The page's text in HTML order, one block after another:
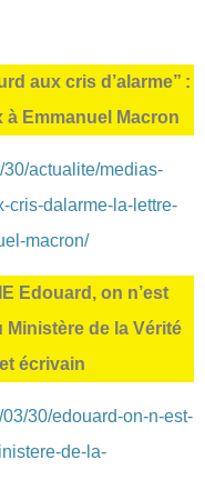
aux cris d’alarme” :
à Emmanuel Macron
actualite/medias-
cris-dalarme-la-lettre-
macron/
Edouard, on n’est
Ministère de la Vérité
écrivain
30/edouard-on-n-est-
de-la-